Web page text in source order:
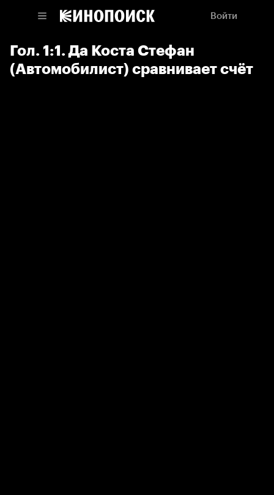
Войти
Гол. 1:1. Да Коста Стефан
(Автомобилист) сравнивает счёт